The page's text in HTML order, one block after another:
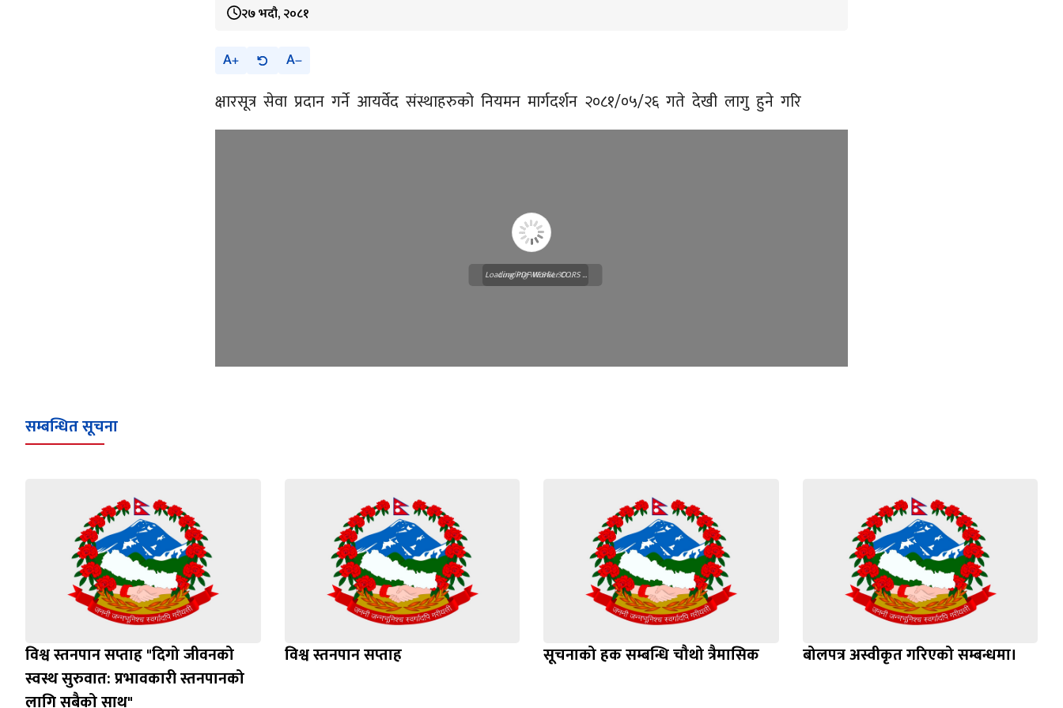
२७ भदौ, २०८१
A A
क्षारसूत्र सेवा प्रदान गर्ने आयर्वेद संस्थाहरुको नियमन मार्गदर्शन २०८१/०५/२६ गते देखी लागु हुने गरि
Loading WEBGL 3D ...
Loading PDF Worker CORS ...
सम्बन्धित सूचना
विश्व स्तनपान सप्ताह "दिगो जीवनको
स्वस्थ सुरुवात: प्रभावकारी स्तनपानको
विश्व स्तनपान सप्ताह सूचनाको हक सम्बन्धि चौथो त्रैमासिक बोलपत्र अस्वीकृत गरिएको सम्बन्धमा।